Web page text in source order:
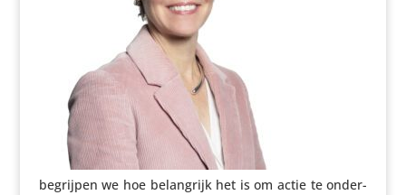
begrijpen we hoe belang­rijk het is om actie te onder­